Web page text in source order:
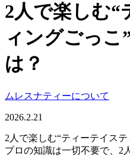
2人で楽しむ“
ィングごっこ
は？
ムレスナティーについて
2026.2.21
2人で楽しむ“ティーテイス
プロの知識は一切不要で、2